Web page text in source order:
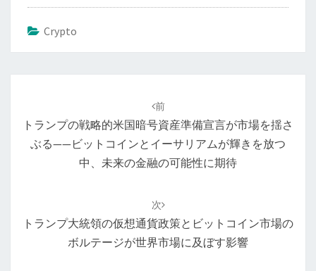
Crypto
前
トランプの戦略的米国暗号資産準備宣言が市場を揺さ
ぶる——ビットコインとイーサリアムが輝きを放つ
中、未来の金融の可能性に期待
次
トランプ大統領の仮想通貨政策とビットコイン市場の
ボルテージが世界市場に及ぼす影響